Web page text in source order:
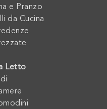
e Pranzo
da Cucina
Letto